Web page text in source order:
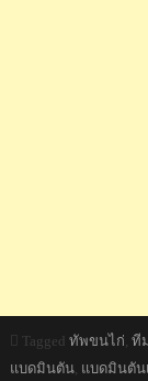
Tagged ทัพขนไก่, ที
แบดมินตัน, แบดมินตัน